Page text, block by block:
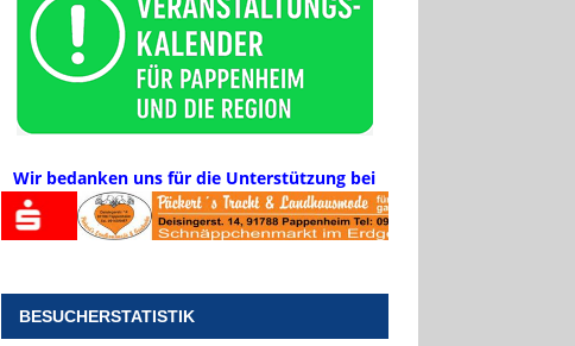
Wir bedanken uns für die Unterstützung bei
BESUCHERSTATISTIK